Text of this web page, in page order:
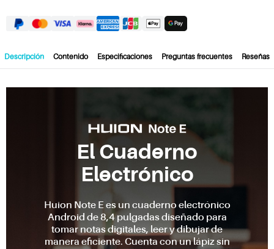
Descripción Contenido Especificaciones Preguntas frecuentes Reseñas
El Cuaderno
Electrónico
Huion Note E es un cuaderno electrónico
Android de 8,4 pulgadas diseñado para
tomar notas digitales, leer y dibujar de
manera eficiente. Cuenta con un lápiz sin